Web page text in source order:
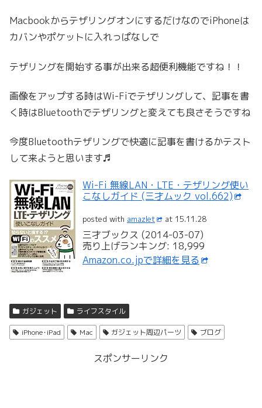
MacbookからテザリングオンにするだけなのでiPhoneは
カバンやポケットに入れっぱなしで
テザリングを開始する事が出来る超便利機能ですね！！
画像をアップする時はWi-Fiでテザリングして、記事を書
く時はBluetoothでテザリングと変えても良さそうですね
今度Bluetoothテザリングで快適に記事を書けるかテスト
して来ようと思います♬
Wi-Fi 無線LAN・LTE・テザリング使い
こなしガイド (三才ムック vol.662)
posted with amazlet at 15.11.28
三才ブックス (2014-03-07)
売り上げランキング: 18,999
Amazon.co.jpで詳細を見る
ガジェット ライフスタイル
iPhone･iPad Mac ガジェット周辺パーツ ブログ
スポンサーリンク